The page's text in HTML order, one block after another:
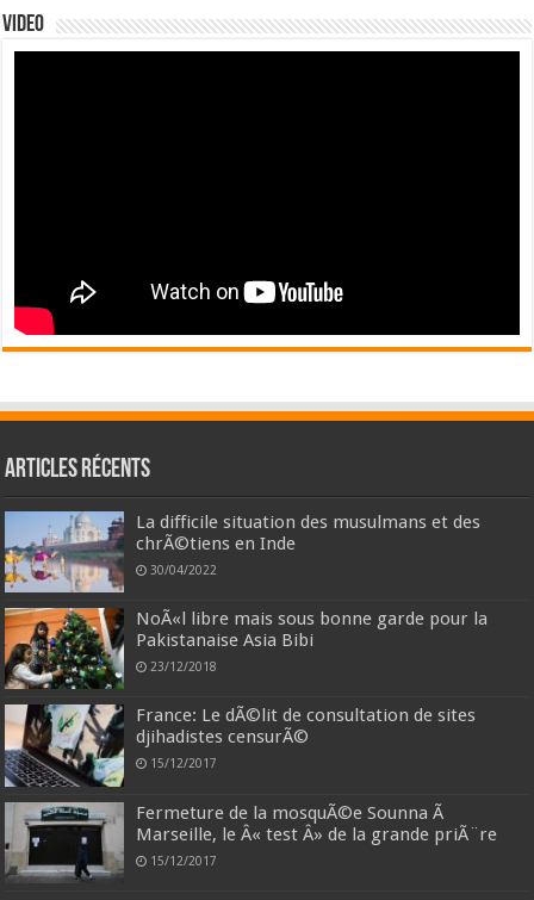
Video
Articles récents
La difficile situation des musulmans et des
chrÃ©tiens en Inde
30/04/2022
NoÃ«l libre mais sous bonne garde pour la
Pakistanaise Asia Bibi
23/12/2018
France: Le dÃ©lit de consultation de sites
djihadistes censurÃ©
15/12/2017
Fermeture de la mosquÃ©e Sounna Ã
Marseille, le Â« test Â» de la grande priÃ¨re
15/12/2017